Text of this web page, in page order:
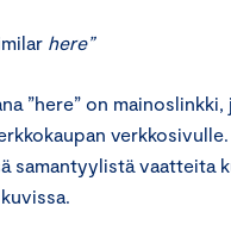
here”
”here” on
samantyylistä vaatteita